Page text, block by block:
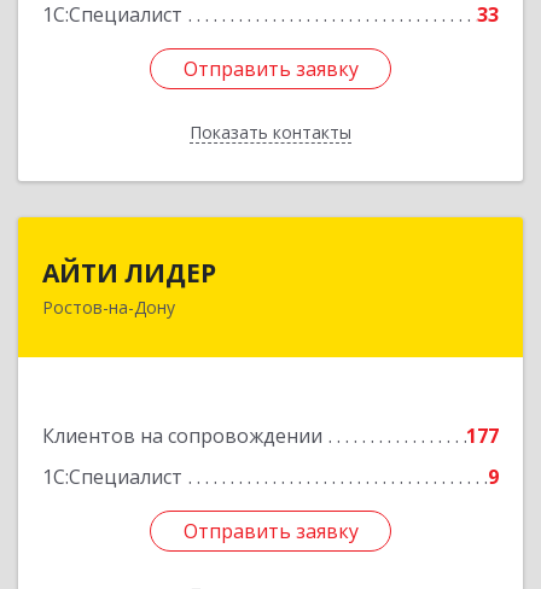
1С:Специалист
33
Отправить заявку
Показать контакты
Отправить заявку
Назад
АЙТИ ЛИДЕР
Ростов-на-Дону
Клиентов на сопровождении
177
1С:Специалист
9
Отправить заявку
344065, Ростовская обл, Ростов-на-Дону г,
Отправить заявку